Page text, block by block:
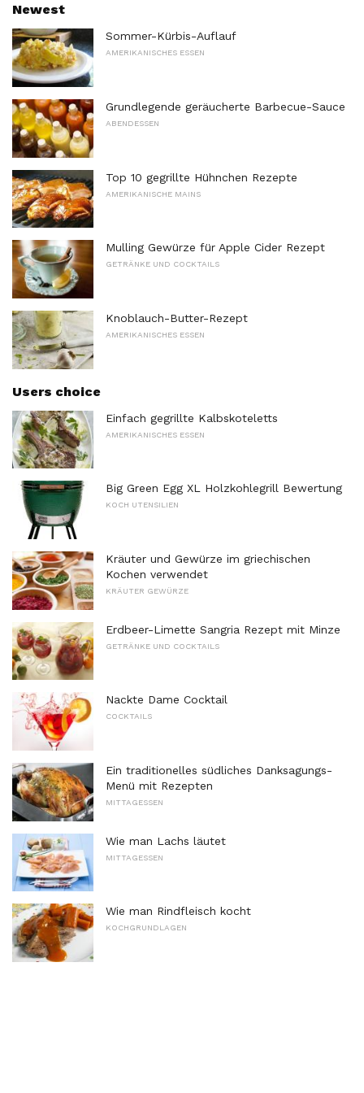
Newest
Sommer-Kürbis-Auflauf
AMERIKANISCHES ESSEN
Grundlegende geräucherte Barbecue-Sauce
ABENDESSEN
Top 10 gegrillte Hühnchen Rezepte
AMERIKANISCHE MAINS
Mulling Gewürze für Apple Cider Rezept
GETRÄNKE UND COCKTAILS
Knoblauch-Butter-Rezept
AMERIKANISCHES ESSEN
Users choice
Einfach gegrillte Kalbskoteletts
AMERIKANISCHES ESSEN
Big Green Egg XL Holzkohlegrill Bewertung
KOCH UTENSILIEN
Kräuter und Gewürze im griechischen
Kochen verwendet
KRÄUTER GEWÜRZE
Erdbeer-Limette Sangria Rezept mit Minze
GETRÄNKE UND COCKTAILS
Nackte Dame Cocktail
COCKTAILS
Ein traditionelles südliches Danksagungs-
Menü mit Rezepten
MITTAGESSEN
Wie man Lachs läutet
MITTAGESSEN
Wie man Rindfleisch kocht
KOCHGRUNDLAGEN